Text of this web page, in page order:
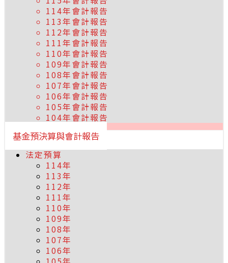
114年會計報告
113年會計報告
112年會計報告
111年會計報告
110年會計報告
109年會計報告
108年會計報告
107年會計報告
106年會計報告
105年會計報告
104年會計報告
基金預決算與會計報告
法定預算
114年
113年
112年
111年
110年
109年
108年
107年
106年